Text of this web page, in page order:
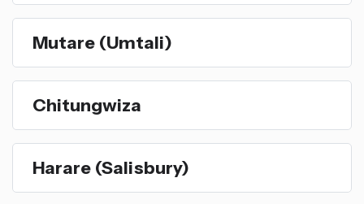
Mutare (Umtali)
Chitungwiza
Harare (Salisbury)